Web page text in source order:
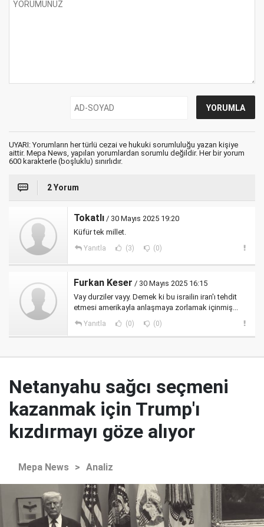
UYARI: Yorumların her türlü cezai ve hukuki sorumluluğu yazan kişiye
aittir. Mepa News, yapılan yorumlardan sorumlu değildir. Her bir yorum
600 karakterle (boşluklu) sınırlıdır.
2 Yorum
Tokatlı / 30 Mayıs 2025 19:20
Küfür tek millet.
Yanıtla (3) (0)
Furkan Keser / 30 Mayıs 2025 16:15
Vay durziler vayy. Demek ki bu israilin iran'ı tehdit
etmesi amerikayla anlaşmaya zorlamak içinmiş...
Yanıtla (0) (0)
Netanyahu sağcı seçmeni
kazanmak için Trump'ı
kızdırmayı göze alıyor
Mepa News > Analiz